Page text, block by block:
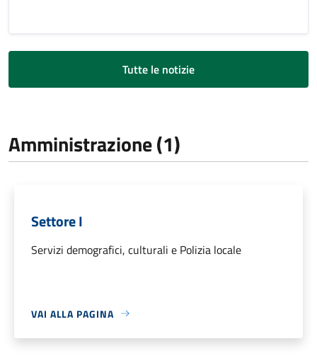
Tutte le notizie
Amministrazione (1)
Settore I
Servizi demografici, culturali e Polizia locale
VAI ALLA PAGINA